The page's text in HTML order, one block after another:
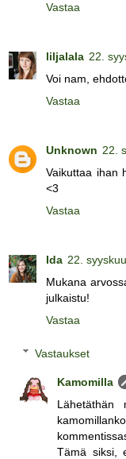
Vastaa
liljalala 22.
Voi nam,
Vastaa
Unknown 22.
Vaikuttaa ihan
<3
Vastaa
Ida 22.
Mukana
julkaistu!
Vastaa
Vastaukset
Kamomilla
Lähetäthän
Tämä siksi,